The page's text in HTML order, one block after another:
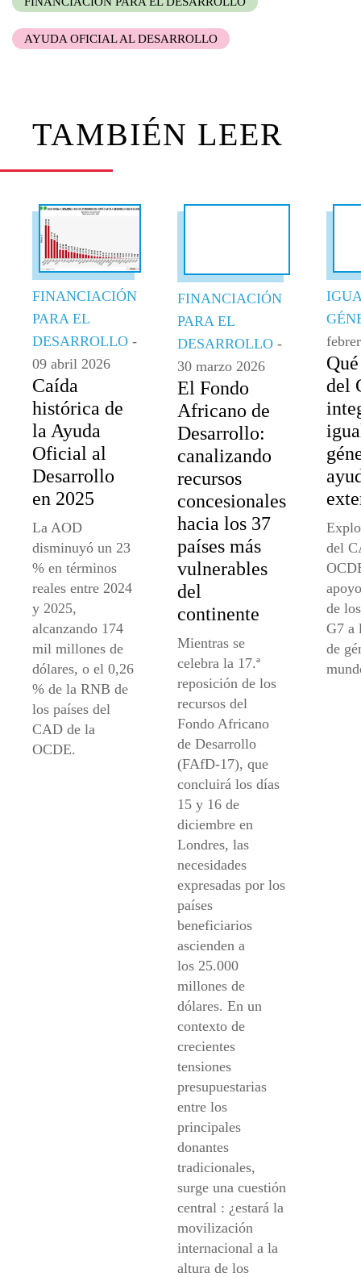
AYUDA OFICIAL AL DESARROLLO
TAMBIÉN LEER
FINANCIACIÓN
PARA EL
DESARROLLO -
09 abril 2026
Caída
histórica de
la Ayuda
Oficial al
Desarrollo
en 2025
La AOD
disminuyó un 23
% en términos
reales entre 2024
y 2025,
alcanzando 174
mil millones de
dólares, o el 0,26
% de la RNB de
los países del
CAD de la
OCDE.
FINANCIACIÓN
PARA EL
DESARROLLO -
30 marzo 2026
El Fondo
Africano de
Desarrollo:
canalizando
recursos
concesionales
hacia los 37
países más
vulnerables
del
continente
Mientras se
celebra la 17.ª
reposición de los
recursos del
Fondo Africano
de Desarrollo
(FAfD-17), que
concluirá los días
15 y 16 de
diciembre en
Londres, las
necesidades
expresadas por los
países
beneficiarios
ascienden a
los 25.000
millones de
dólares. En un
contexto de
crecientes
tensiones
presupuestarias
entre los
principales
donantes
tradicionales,
surge una cuestión
central : ¿estará la
movilización
internacional a la
altura de los
del
del
de
G7 a
de